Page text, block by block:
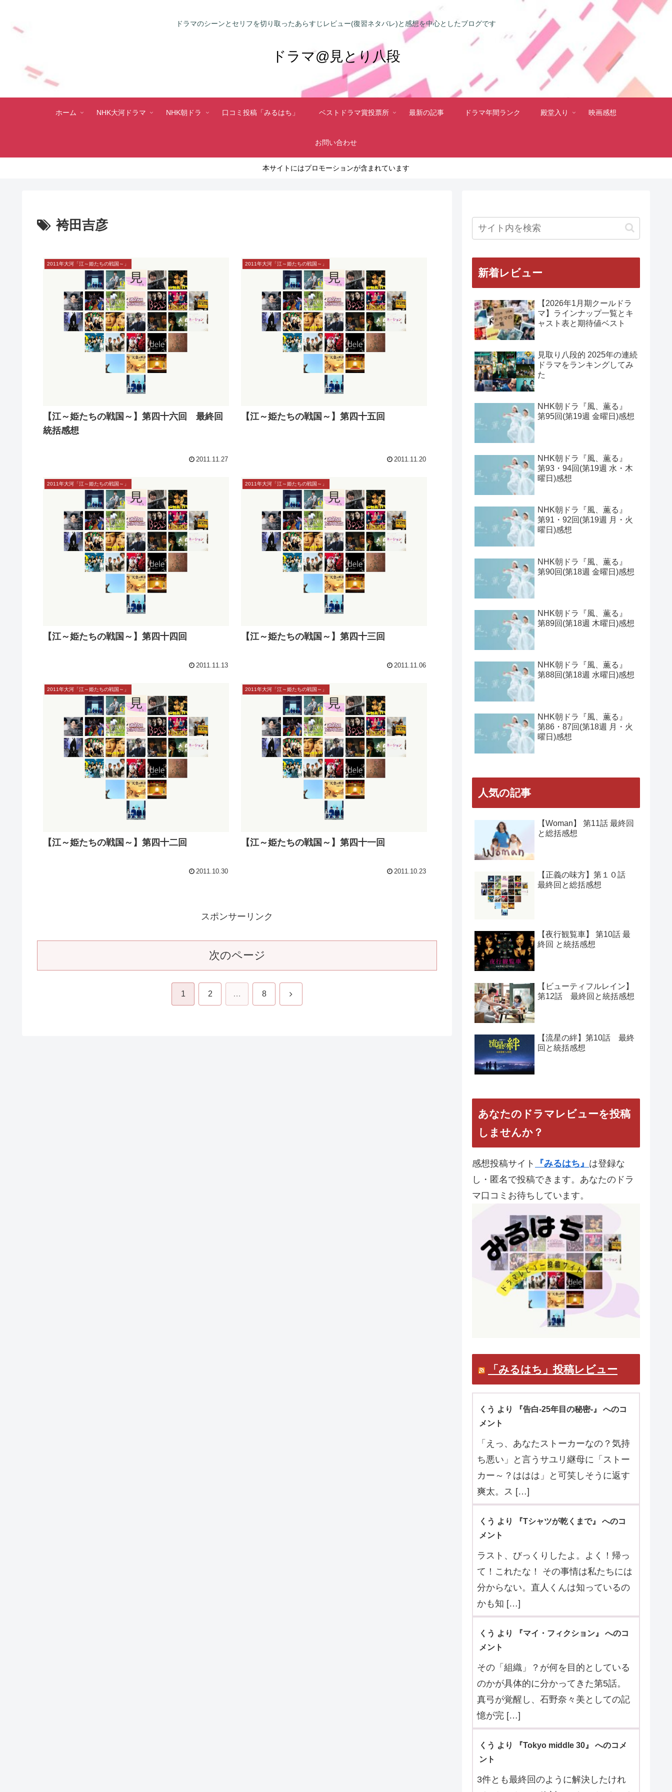
ドラマのシーンとセリフを切り取ったあらすじレビュー(復習ネタバレ)と感想を中心としたブログです
ドラマ@見とり八段
ホーム NHK大河ドラマ NHK朝ドラ 口コミ投稿「みるはち」 ベストドラマ賞投票所 最新の記事 ドラマ年間ランク 殿堂入り 映画感想
お問い合わせ
本サイトにはプロモーションが含まれています
袴田吉彦
2011年大河「江～姫たちの戦国～」
【江～姫たちの戦国～】第四十六回 最終回
統括感想
2011.11.27
2011年大河「江～姫たちの戦国～」
【江～姫たちの戦国～】第四十五回
2011.11.20
2011年大河「江～姫たちの戦国～」
【江～姫たちの戦国～】第四十四回
2011.11.13
2011年大河「江～姫たちの戦国～」
【江～姫たちの戦国～】第四十三回
2011.11.06
2011年大河「江～姫たちの戦国～」
【江～姫たちの戦国～】第四十二回
2011.10.30
2011年大河「江～姫たちの戦国～」
【江～姫たちの戦国～】第四十一回
2011.10.23
スポンサーリンク
次のページ
1 2 … 8 次
新着レビュー
【2026年1月期クールドラ
マ】ラインナップ一覧とキ
ャスト表と期待値ベスト
見取り八段的 2025年の連続
ドラマをランキングしてみ
た
NHK朝ドラ『風、薫る』
第95回(第19週 金曜日)感想
NHK朝ドラ『風、薫る』
第93・94回(第19週 水・木
曜日)感想
NHK朝ドラ『風、薫る』
第91・92回(第19週 月・火
曜日)感想
NHK朝ドラ『風、薫る』
第90回(第18週 金曜日)感想
NHK朝ドラ『風、薫る』
第89回(第18週 木曜日)感想
NHK朝ドラ『風、薫る』
第88回(第18週 水曜日)感想
NHK朝ドラ『風、薫る』
第86・87回(第18週 月・火
曜日)感想
人気の記事
【Woman】 第11話 最終回
と総括感想
【正義の味方】第１０話
最終回と総括感想
【夜行観覧車】 第10話 最
終回 と統括感想
【ビューティフルレイン】
第12話 最終回と統括感想
【流星の絆】第10話 最終
回と統括感想
あなたのドラマレビューを投稿
しませんか？
感想投稿サイト 『みるはち』 は登録な
し・匿名で投稿できます。あなたのドラ
マ口コミお待ちしています。
「みるはち」投稿レビュー
くう より 『告白-25年目の秘密-』 へのコ
メント
「えっ、あなたストーカーなの？気持
ち悪い」と言うサユリ継母に「ストー
カー～？ははは」と可笑しそうに返す
爽太。ス […]
くう より 『Tシャツが乾くまで』 へのコ
メント
ラスト、びっくりしたよ。よく！帰っ
て！これたな！ その事情は私たちには
分からない。直人くんは知っているの
かも知 […]
くう より 『マイ・フィクション』 へのコ
メント
その「組織」？が何を目的としている
のかが具体的に分かってきた第5話。
真弓が覚醒し、石野奈々美としての記
憶が完 […]
くう より 『Tokyo middle 30』 へのコメ
ント
3件とも最終回のように解決したけれ